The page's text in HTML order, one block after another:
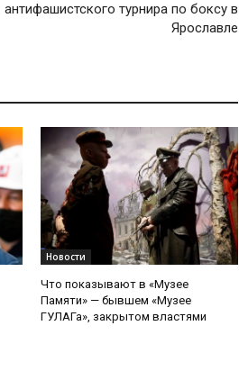
антифашистского турнира по боксу в
Ярославле
Новости
Что показывают в «Музее
Памяти» — бывшем «Музее
ГУЛАГа», закрытом властями